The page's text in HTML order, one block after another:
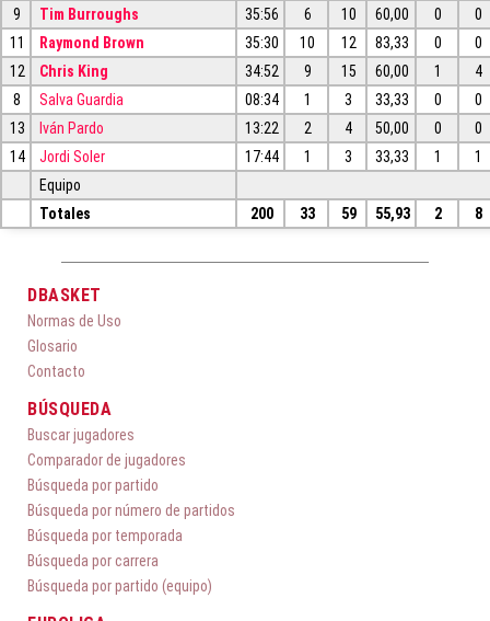
9
Tim Burroughs 35:56 6 10 60,00 0
0
11
Raymond Brown 35:30 10 12 83,33 0
0
12
Chris King 34:52 9 15 60,00 1
4
8
Salva Guardia 08:34 1 3 33,33 0
0
13
Iván Pardo 13:22 2 4 50,00 0
0
14
Jordi Soler 17:44 1 3 33,33 1
1
Equipo
Totales
200 33 59 55,93 2 8
DBASKET
Normas de Uso
Glosario
Contacto
BÚSQUEDA
Buscar jugadores
Comparador de jugadores
Búsqueda por partido
Búsqueda por número de partidos
Búsqueda por temporada
Búsqueda por carrera
Búsqueda por partido (equipo)